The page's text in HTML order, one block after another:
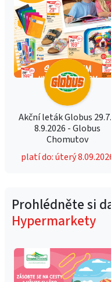
Akční leták Globus
8.9.2026 - Globus
Chomutov
platí do: úterý
Prohlédněte si
Hypermarkety